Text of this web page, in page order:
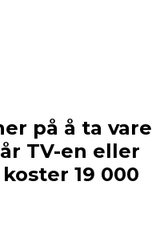
på å ta vare
TV-en eller
19 000